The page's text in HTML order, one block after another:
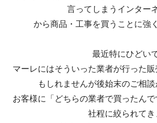
言ってしまうインター
から商品・工事を買うことに強
最近特にひどい
マーレにはそういった業者が行った
もしれませんが後始末のご相談
お客様に「どちらの業者で買ったん
社程に絞られてき